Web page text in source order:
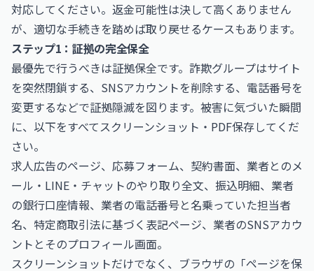
対応してください。返金可能性は決して高くありません
が、適切な手続きを踏めば取り戻せるケースもあります。
ステップ1：証拠の完全保全
最優先で行うべきは証拠保全です。詐欺グループはサイト
を突然閉鎖する、SNSアカウントを削除する、電話番号を
変更するなどで証拠隠滅を図ります。被害に気づいた瞬間
に、以下をすべてスクリーンショット・PDF保存してくだ
さい。
求人広告のページ、応募フォーム、契約書面、業者とのメ
ール・LINE・チャットのやり取り全文、振込明細、業者
の銀行口座情報、業者の電話番号と名乗っていた担当者
名、特定商取引法に基づく表記ページ、業者のSNSアカウ
ントとそのプロフィール画面。
スクリーンショットだけでなく、ブラウザの「ページを保